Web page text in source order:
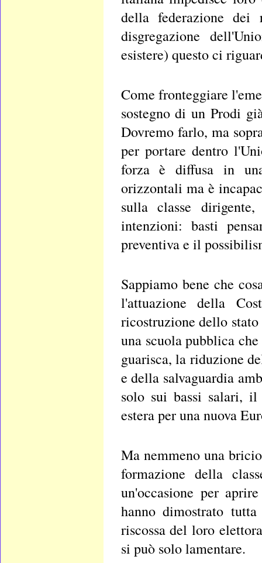
della federazione
disgregazione
esistere) questo ci
Come fronteggiare
sostegno di un Prodi
Dovremo farlo, ma
per portare dentro
forza è diffusa in
orizzontali ma è
sulla classe
intenzioni: basti
preventiva e il
Sappiamo bene che
l'attuazione della
ricostruzione dello
una scuola pubblica
guarisca, la riduzione
e della salvaguardia
solo sui bassi salari,
estera per una nuova
Ma nemmeno una
formazione della
un'occasione per
hanno dimostrato
riscossa del loro
si può solo lamentare.